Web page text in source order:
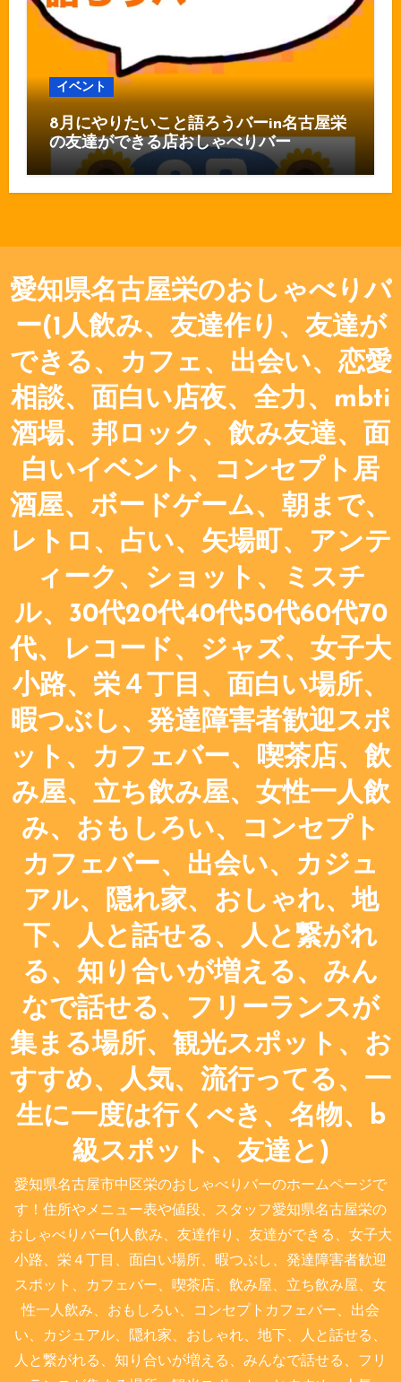
イベント
8月にやりたいこと語ろうバーin名古屋栄
の友達ができる店おしゃべりバー
愛知県名古屋栄のおしゃべりバ
ー(1人飲み、友達作り、友達が
できる、カフェ、出会い、恋愛
相談、面白い店夜、全力、mbti
酒場、邦ロック、飲み友達、面
白いイベント、コンセプト居
酒屋、ボードゲーム、朝まで、
レトロ、占い、矢場町、アンテ
ィーク、ショット、ミスチ
ル、30代20代40代50代60代70
代、レコード、ジャズ、女子大
小路、栄４丁目、面白い場所、
暇つぶし、発達障害者歓迎スポ
ット、カフェバー、喫茶店、飲
み屋、立ち飲み屋、女性一人飲
み、おもしろい、コンセプト
カフェバー、出会い、カジュ
アル、隠れ家、おしゃれ、地
下、人と話せる、人と繋がれ
る、知り合いが増える、みん
なで話せる、フリーランスが
集まる場所、観光スポット、お
すすめ、人気、流行ってる、一
生に一度は行くべき、名物、b
級スポット、友達と)
愛知県名古屋市中区栄のおしゃべりバーのホームページで
す！住所やメニュー表や値段、スタッフ愛知県名古屋栄の
おしゃべりバー(1人飲み、友達作り、友達ができる、女子大
小路、栄４丁目、面白い場所、暇つぶし、発達障害者歓迎
スポット、カフェバー、喫茶店、飲み屋、立ち飲み屋、女
性一人飲み、おもしろい、コンセプトカフェバー、出会
い、カジュアル、隠れ家、おしゃれ、地下、人と話せる、
人と繋がれる、知り合いが増える、みんなで話せる、フリ